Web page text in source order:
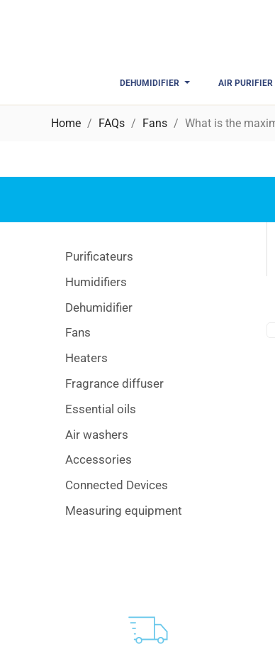
DEHUMIDIFIER AIR PURIFIER
Home FAQs Fans What is the
Purificateurs
Humidifiers
Dehumidifier
Fans
Heaters
Fragrance diffuser
Essential oils
Air washers
Accessories
Connected Devices
Measuring equipment